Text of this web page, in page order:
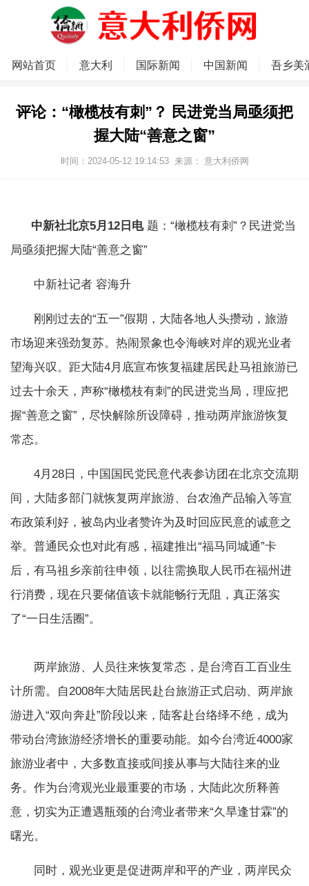
网站首页 意大利 国际新闻 中国新闻 吾乡美
评论：“橄榄枝有刺”？ 民进党当局亟须把
握大陆“善意之窗”
时间：2024-05-12 19:14:53 来源： 意大利侨网
中新社北京5月12日电题：“橄榄枝有刺”？民进党当
局亟须把握大陆“善意之窗”
中新社记者 容海升
刚刚过去的“五一”假期，大陆各地人头攒动，旅游
市场迎来强劲复苏。热闹景象也令海峡对岸的观光业者
望海兴叹。距大陆4月底宣布恢复福建居民赴马祖旅游已
过去十余天，声称“橄榄枝有刺”的民进党当局，理应把
握“善意之窗”，尽快解除所设障碍，推动两岸旅游恢复
常态。
4月28日，中国国民党民意代表参访团在北京交流期
间，大陆多部门就恢复两岸旅游、台农渔产品输入等宣
布政策利好，被岛内业者赞许为及时回应民意的诚意之
举。普通民众也对此有感，福建推出“福马同城通”卡
后，有马祖乡亲前往申领，以往需换取人民币在福州进
行消费，现在只要储值该卡就能畅行无阻，真正落实
了“一日生活圈”。
两岸旅游、人员往来恢复常态，是台湾百工百业生
计所需。自2008年大陆居民赴台旅游正式启动、两岸旅
游进入“双向奔赴”阶段以来，陆客赴台络绎不绝，成为
带动台湾旅游经济增长的重要动能。如今台湾近4000家
旅游业者中，大多数直接或间接从事与大陆往来的业
务。作为台湾观光业最重要的市场，大陆此次所释善
意，切实为正遭遇瓶颈的台湾业者带来“久旱逢甘霖”的
曙光。
同时，观光业更是促进两岸和平的产业，两岸民众